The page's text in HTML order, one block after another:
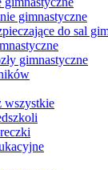
gimnastyczne
do sal
gimnastyczne
wszystkie